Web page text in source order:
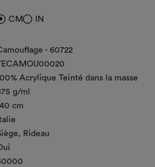
CM IN
- 60722
Acrylique Teinté dans la masse
g/ml
cm
Rideau